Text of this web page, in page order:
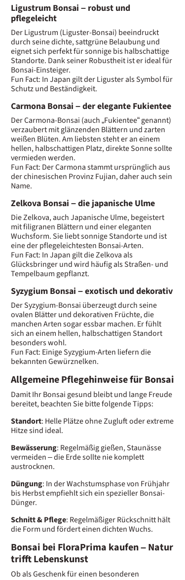
Ligustrum Bonsai – robust und
pflegeleicht
Der Ligustrum (Liguster-Bonsai) beeindruckt
durch seine dichte, sattgrüne Belaubung und
eignet sich perfekt für sonnige bis halbschattige
Standorte. Dank seiner Robustheit ist er ideal für
Bonsai-Einsteiger.
Fun Fact: In Japan gilt der Liguster als Symbol für
Schutz und Beständigkeit.
Carmona Bonsai – der elegante Fukientee
Der Carmona-Bonsai (auch „Fukientee“ genannt)
verzaubert mit glänzenden Blättern und zarten
weißen Blüten. Am liebsten steht er an einem
hellen, halbschattigen Platz, direkte Sonne sollte
vermieden werden.
Fun Fact: Der Carmona stammt ursprünglich aus
der chinesischen Provinz Fujian, daher auch sein
Name.
Zelkova Bonsai – die japanische Ulme
Die Zelkova, auch Japanische Ulme, begeistert
mit filigranen Blättern und einer eleganten
Wuchsform. Sie liebt sonnige Standorte und ist
eine der pflegeleichtesten Bonsai-Arten.
Fun Fact: In Japan gilt die Zelkova als
Glücksbringer und wird häufig als Straßen- und
Tempelbaum gepflanzt.
Syzygium Bonsai – exotisch und dekorativ
Der Syzygium-Bonsai überzeugt durch seine
ovalen Blätter und dekorativen Früchte, die
manchen Arten sogar essbar machen. Er fühlt
sich an einem hellen, halbschattigen Standort
besonders wohl.
Fun Fact: Einige Syzygium-Arten liefern die
bekannten Gewürznelken.
Allgemeine Pflegehinweise für Bonsai
Damit Ihr Bonsai gesund bleibt und lange Freude
bereitet, beachten Sie bitte folgende Tipps:
Standort: Helle Plätze ohne Zugluft oder extreme
Hitze sind ideal.
Bewässerung: Regelmäßig gießen, Staunässe
vermeiden – die Erde sollte nie komplett
austrocknen.
Düngung: In der Wachstumsphase von Frühjahr
bis Herbst empfiehlt sich ein spezieller Bonsai-
Dünger.
Schnitt & Pflege: Regelmäßiger Rückschnitt hält
die Form und fördert einen dichten Wuchs.
Bonsai bei FloraPrima kaufen – Natur
trifft Lebenskunst
Ob als Geschenk für einen besonderen